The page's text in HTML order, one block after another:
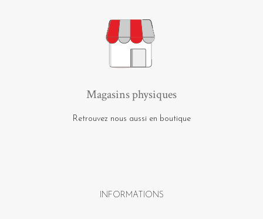
Magasins physiques
Retrouvez nous aussi en boutique
INFORMATIONS